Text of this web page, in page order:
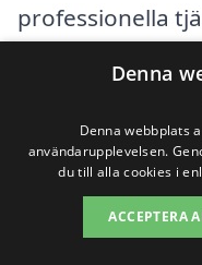
professionella
plattform
kontakt med
på kaminer
offerter.
Denna
Denna webbplats
användarupplevelsen.
du till alla cookies i
ACCEPTERA